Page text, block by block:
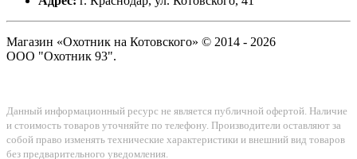
Магазин «Охотник на Котовского» © 2014 - 2026
ООО "Охотник 93".
Данный информационный ресурс не является публичной офертой. Наличие
и стоимость товаров уточняйте по телефону. Производители оставляют за
собой право изменять технические характеристики и внешний вид товаров
без предварительного уведомления.